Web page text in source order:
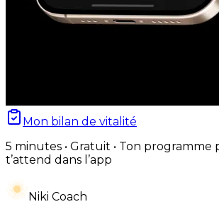
Mon bilan de vitalité
5 minutes • Gratuit • Ton programme
t’attend dans l’app
Niki Coach